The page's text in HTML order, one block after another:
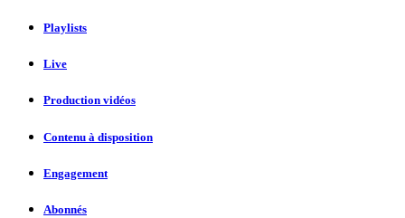
Playlists
Live
Production vidéos
Contenu à disposition
Engagement
Abonnés